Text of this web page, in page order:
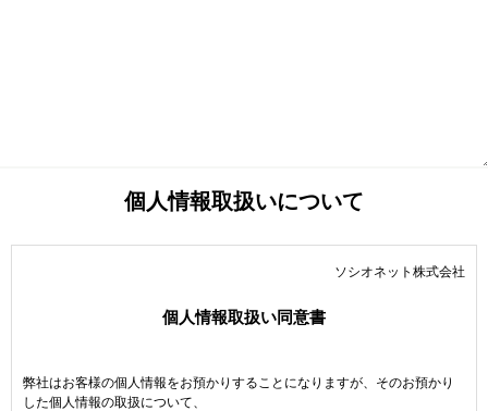
個人情報取扱いについて
ソシオネット株式会社
個人情報取扱い同意書
弊社はお客様の個人情報をお預かりすることになりますが、そのお預かり
した個人情報の取扱について、